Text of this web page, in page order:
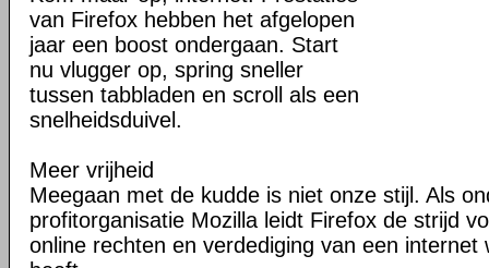
van Firefox hebben het afgelopen
jaar een boost ondergaan. Start
nu vlugger op, spring sneller
tussen tabbladen en scroll als een
snelheidsduivel.
Meer vrijheid
Meegaan met de kudde is niet onze stijl. Als
profitorganisatie Mozilla leidt Firefox de strijd
online rechten en verdediging van een internet